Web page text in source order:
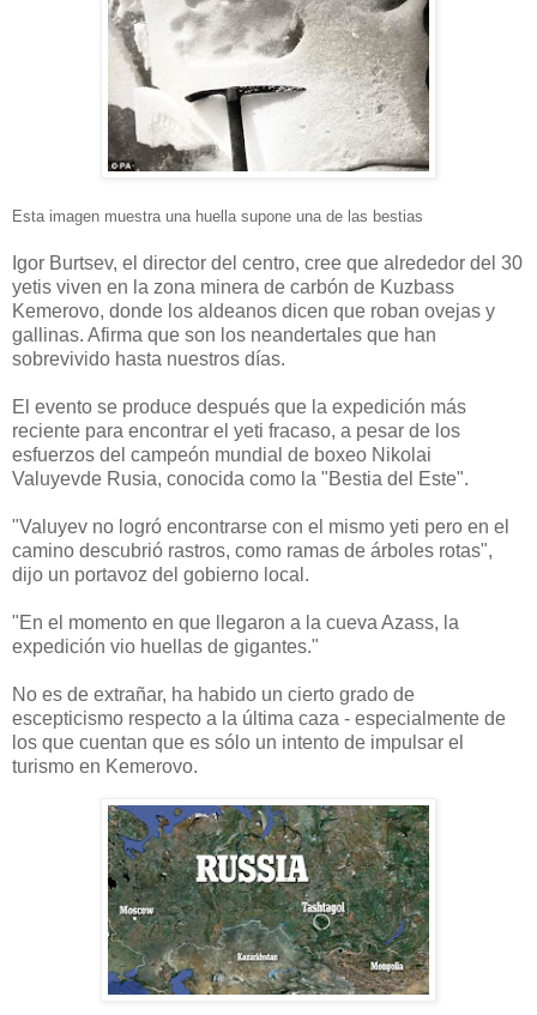
Esta imagen muestra una huella supone una de las bestias
Igor Burtsev, el director del centro, cree que alrededor del 30
yetis viven en la zona minera de carbón de Kuzbass
Kemerovo, donde los aldeanos dicen que roban ovejas y
gallinas. Afirma que son los neandertales que han
sobrevivido hasta nuestros días.
El evento se produce después que la expedición más
reciente para encontrar el yeti fracaso, a pesar de los
esfuerzos del campeón mundial de boxeo Nikolai
Valuyevde Rusia, conocida como la "Bestia del Este".
"Valuyev no logró encontrarse con el mismo yeti pero en el
camino descubrió rastros, como ramas de árboles rotas",
dijo un portavoz del gobierno local.
"En el momento en que llegaron a la cueva Azass, la
expedición vio huellas de gigantes."
No es de extrañar, ha habido un cierto grado de
escepticismo respecto a la última caza - especialmente de
los que cuentan que es sólo un intento de impulsar el
turismo en Kemerovo.